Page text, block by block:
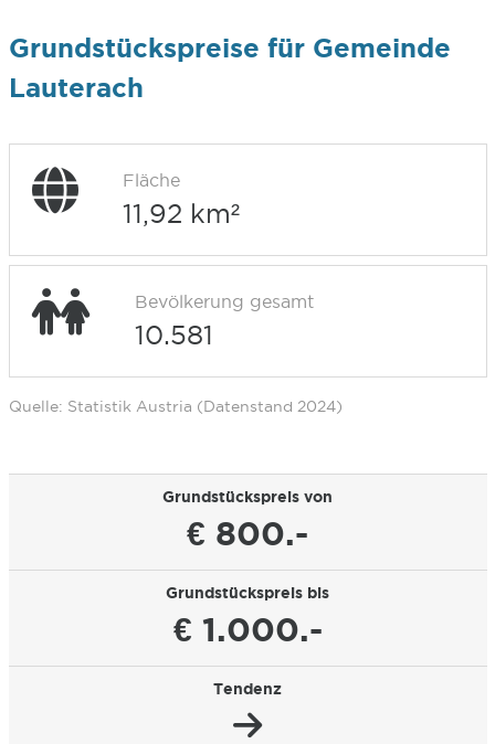
Grundstückspreise für Gemeinde
Lauterach
Fläche
11,92 km²
Bevölkerung gesamt
10.581
Quelle: Statistik Austria (Datenstand 2024)
Grundstückspreis von
€ 800.-
Grundstückspreis bis
€ 1.000.-
Tendenz